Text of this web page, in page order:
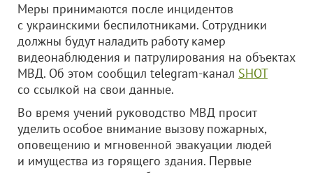
Меры принимаются после инцидентов
с украинскими беспилотниками. Сотрудники
должны будут наладить работу камер
видеонаблюдения и патрулирования на объектах
МВД. Об этом сообщил telegram-канал SHOT
со ссылкой на свои данные.
Во время учений руководство МВД просит
уделить особое внимание вызову пожарных,
оповещению и мгновенной эвакуации людей
и имущества из горящего здания. Первые